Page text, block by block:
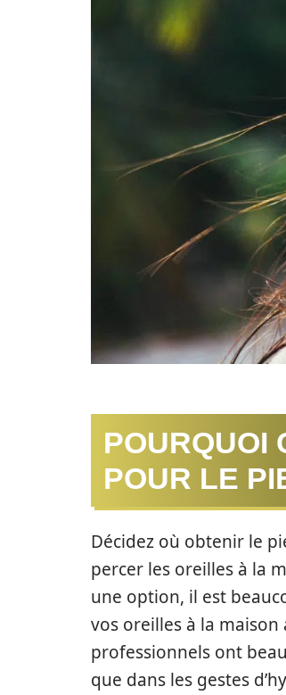
POURQUOI
POUR LE
Décidez où obtenir le
percer les oreilles à la
une option, il est
vos oreilles à la
professionnels ont
que dans les gestes